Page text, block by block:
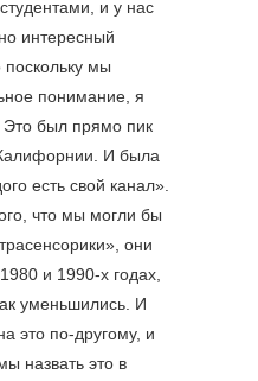
и у нас
интересный
поскольку мы
понимание, я
был прямо пик
И была
есть свой канал».
что мы могли бы
они
и 1990-х годах,
уменьшились. И
это по-другому, и
назвать это в